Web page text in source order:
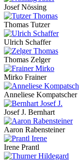
Josef Nössing
Thomas Tutzer
Ulrich Schaffer
Thomas Zelger
Mirko Frainer
Anneliese Kompatscher
Josef J. Bernhart
Aaron Rabensteiner
Irene Prantl